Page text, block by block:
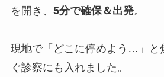
を開き、 5分で確保＆出発。
現地で「どこに停めよう…」と
ぐ診察にも入れました。